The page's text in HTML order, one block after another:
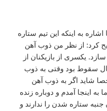
به اینکه این تیم ستاره
کرد: از نظر من ذوب آهن
یکسری از بازیکنان از
سقوط بود وقتی به ذوب
شاید اگر به ذوب آهن
اینجا آمدم و دوباره زنده
ستاره شدن را ندارند و